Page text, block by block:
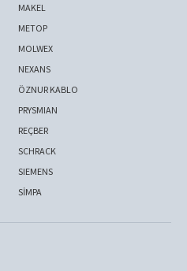
MAKEL
METOP
MOLWEX
NEXANS
ÖZNUR KABLO
PRYSMIAN
REÇBER
SCHRACK
SIEMENS
SİMPA